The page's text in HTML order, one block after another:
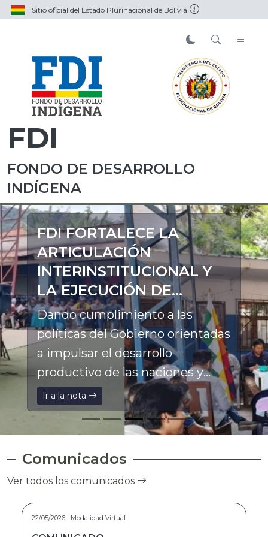
Sitio oficial del Estado Plurinacional de Bolivia
FDI
FONDO DE DESARROLLO
INDÍGENA
FDI FORTALECE LA
ARTICULACIÓN
INTERINSTITUCIONAL Y
LA EJECUCIÓN DE
PROYECTOS
PRODUCTIVOS EN LA
ASUNTA
Dando cumplimiento a las
políticas del Gobierno orientadas
a impulsar el desarrollo
productivo de las naciones y
pueblos indígena originario
campesinos, el Director General
Ejecutivo a.i. del Fondo de
Desarrollo Indígena (FDI), Franz
Pinto Marca, participó en el
Ampliado Ordinario de la
Federación Especial Única de
Trabajadores Campesinos
Ir a la nota
Comunicados
Ver todos los comunicados
15/05/2026 | Modalidad Virtual